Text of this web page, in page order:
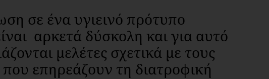
σε ένα υγιεινό πρότυπο
αρκετά δύσκολη και για αυτό
μελέτες σχετικά με τους
επηρεάζουν τη διατροφική